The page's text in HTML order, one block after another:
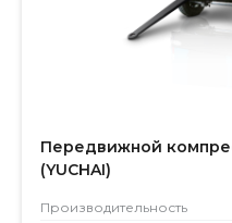
Передвижной
(YUCHAI)
Производитель­ность